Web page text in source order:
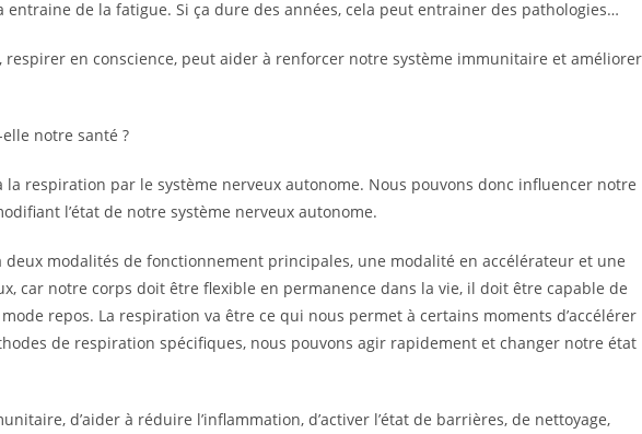
entraine de la fatigue. Si ça dure des années, cela peut entrainer des pathologies…
en conscience, peut aider à renforcer notre système immunitaire et améliorer
notre santé ?
respiration par le système nerveux autonome. Nous pouvons donc influencer notre
l’état de notre système nerveux autonome.
deux modalités de fonctionnement principales, une modalité en accélérateur et une
car notre corps doit être flexible en permanence dans la vie, il doit être capable de
repos. La respiration va être ce qui nous permet à certains moments d’accélérer
de respiration spécifiques, nous pouvons agir rapidement et changer notre état
d’aider à réduire l’inflammation, d’activer l’état de barrières, de nettoyage,